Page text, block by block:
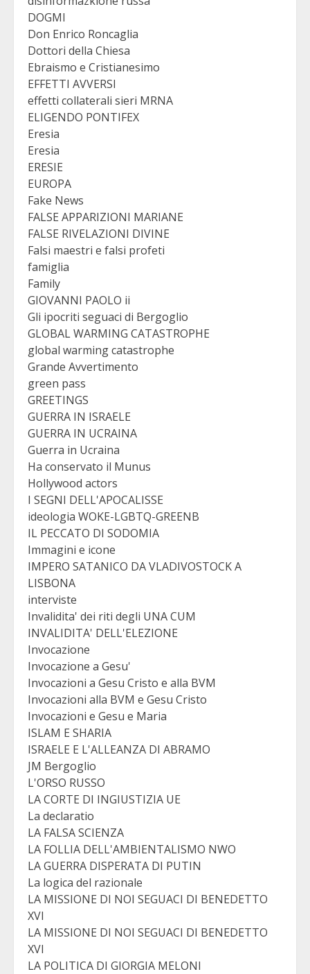
DOGMI
Don Enrico Roncaglia
Dottori della Chiesa
Ebraismo e Cristianesimo
EFFETTI AVVERSI
effetti collaterali sieri MRNA
ELIGENDO PONTIFEX
Eresia
Eresia
ERESIE
EUROPA
Fake News
FALSE APPARIZIONI MARIANE
FALSE RIVELAZIONI DIVINE
Falsi maestri e falsi profeti
famiglia
Family
GIOVANNI PAOLO ii
Gli ipocriti seguaci di Bergoglio
GLOBAL WARMING CATASTROPHE
global warming catastrophe
Grande Avvertimento
green pass
GREETINGS
GUERRA IN ISRAELE
GUERRA IN UCRAINA
Guerra in Ucraina
Ha conservato il Munus
Hollywood actors
I SEGNI DELL'APOCALISSE
ideologia WOKE-LGBTQ-GREENB
IL PECCATO DI SODOMIA
Immagini e icone
IMPERO SATANICO DA VLADIVOSTOCK A
LISBONA
interviste
Invalidita' dei riti degli UNA CUM
INVALIDITA' DELL'ELEZIONE
Invocazione
Invocazione a Gesu'
Invocazioni a Gesu Cristo e alla BVM
Invocazioni alla BVM e Gesu Cristo
Invocazioni e Gesu e Maria
ISLAM E SHARIA
ISRAELE E L'ALLEANZA DI ABRAMO
JM Bergoglio
L'ORSO RUSSO
LA CORTE DI INGIUSTIZIA UE
La declaratio
LA FALSA SCIENZA
LA FOLLIA DELL'AMBIENTALISMO NWO
LA GUERRA DISPERATA DI PUTIN
La logica del razionale
LA MISSIONE DI NOI SEGUACI DI BENEDETTO
XVI
LA MISSIONE DI NOI SEGUACI DI BENEDETTO
XVI
LA POLITICA DI GIORGIA MELONI